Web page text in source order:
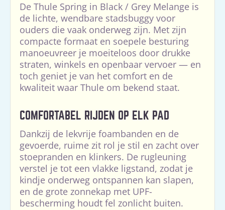
De Thule Spring in Black / Grey Melange is
de lichte, wendbare stadsbuggy voor
ouders die vaak onderweg zijn. Met zijn
compacte formaat en soepele besturing
manoeuvreer je moeiteloos door drukke
straten, winkels en openbaar vervoer — en
toch geniet je van het comfort en de
kwaliteit waar Thule om bekend staat.
COMFORTABEL RIJDEN OP ELK PAD
Dankzij de lekvrije foambanden en de
gevoerde, ruime zit rol je stil en zacht over
stoepranden en klinkers. De rugleuning
verstel je tot een vlakke ligstand, zodat je
kindje onderweg ontspannen kan slapen,
en de grote zonnekap met UPF-
bescherming houdt fel zonlicht buiten.